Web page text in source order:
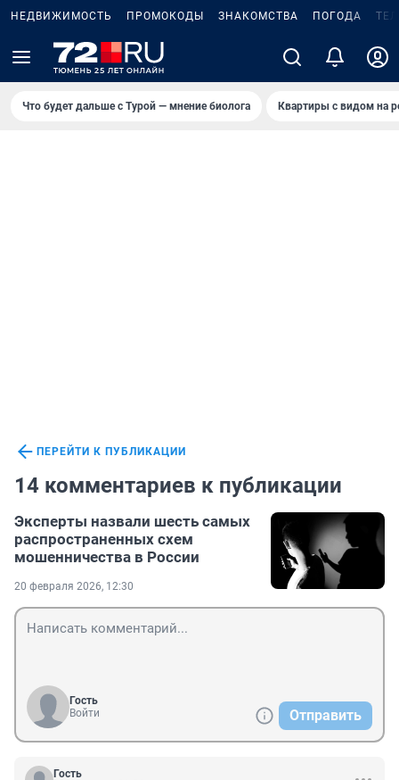
НЕДВИЖИМОСТЬ ПРОМОКОДЫ ЗНАКОМСТВА ПОГОДА
Что будет дальше с Турой — мнение биолога Квартиры с видом на
ПЕРЕЙТИ К ПУБЛИКАЦИИ
14 комментариев к публикации
Эксперты назвали шесть самых
распространенных схем
мошенничества в России
20 февраля 2026, 12:30
Гость
Войти
Отправить
Гость